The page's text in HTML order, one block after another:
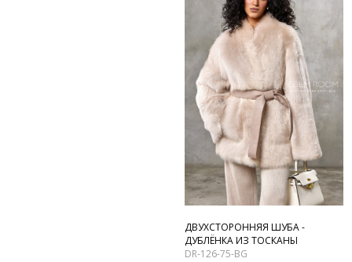
ДВУХСТОРОННЯЯ ШУБА -
ДУБЛЁНКА ИЗ ТОСКАНЫ
DR-126-75-BG